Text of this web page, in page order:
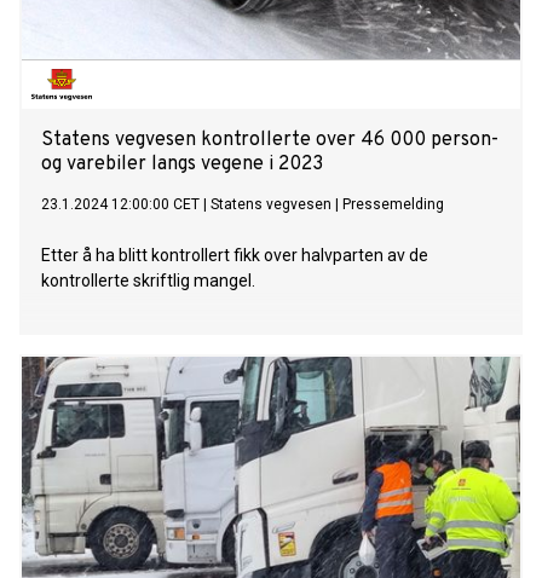
Statens vegvesen kontrollerte over 46 000 person-
og varebiler langs vegene i 2023
23.1.2024 12:00:00 CET Statens vegvesen Pressemelding
Etter å ha blitt kontrollert fikk over halvparten av de
kontrollerte skriftlig mangel.